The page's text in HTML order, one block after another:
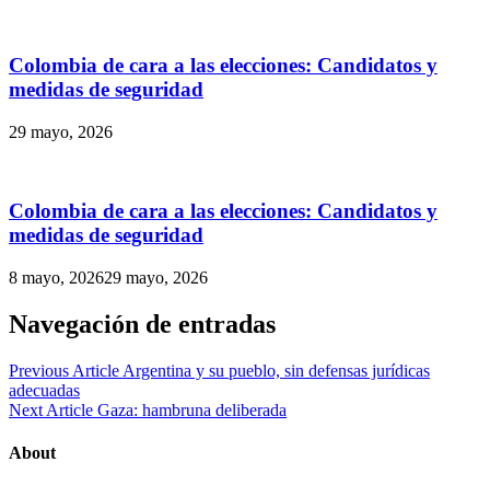
Colombia de cara a las elecciones: Candidatos y
medidas de seguridad
29 mayo, 2026
Colombia de cara a las elecciones: Candidatos y
medidas de seguridad
8 mayo, 202629 mayo, 2026
Navegación de entradas
Previous Article Argentina y su pueblo, sin defensas jurídicas
adecuadas
Next Article Gaza: hambruna deliberada
About